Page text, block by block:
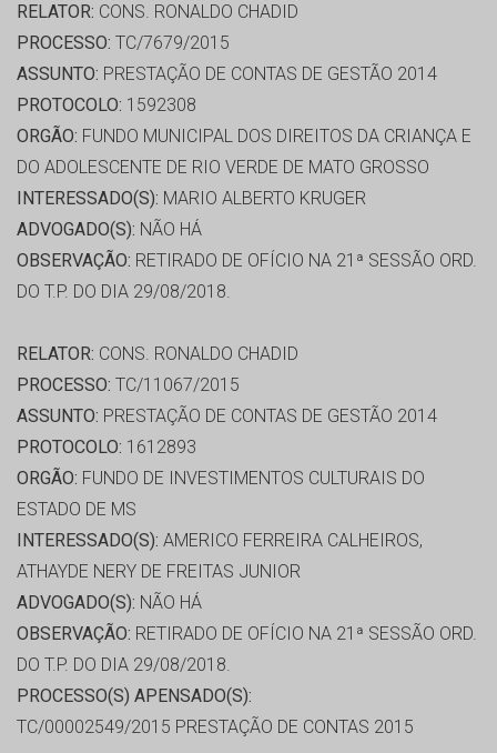
RELATOR: CONS. RONALDO CHADID
PROCESSO: TC/7679/2015
ASSUNTO: PRESTAÇÃO DE CONTAS DE GESTÃO 2014
PROTOCOLO: 1592308
ORGÃO: FUNDO MUNICIPAL DOS DIREITOS DA CRIANÇA E
DO ADOLESCENTE DE RIO VERDE DE MATO GROSSO
INTERESSADO(S): MARIO ALBERTO KRUGER
ADVOGADO(S): NÃO HÁ
OBSERVAÇÃO: RETIRADO DE OFÍCIO NA 21ª SESSÃO ORD.
DO T.P. DO DIA 29/08/2018.
RELATOR: CONS. RONALDO CHADID
PROCESSO: TC/11067/2015
ASSUNTO: PRESTAÇÃO DE CONTAS DE GESTÃO 2014
PROTOCOLO: 1612893
ORGÃO: FUNDO DE INVESTIMENTOS CULTURAIS DO
ESTADO DE MS
INTERESSADO(S): AMERICO FERREIRA CALHEIROS,
ATHAYDE NERY DE FREITAS JUNIOR
ADVOGADO(S): NÃO HÁ
OBSERVAÇÃO: RETIRADO DE OFÍCIO NA 21ª SESSÃO ORD.
DO T.P. DO DIA 29/08/2018.
PROCESSO(S) APENSADO(S):
TC/00002549/2015 PRESTAÇÃO DE CONTAS 2015